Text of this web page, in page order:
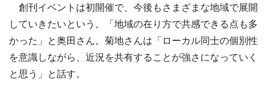
創刊イベントは初開催で、今後もさまざまな地域で展開
していきたいという。「地域の在り方で共感できる点も多
かった」と奥田さん。菊地さんは「ローカル同士の個別性
を意識しながら、近況を共有することが強さになっていく
と思う」と話す。